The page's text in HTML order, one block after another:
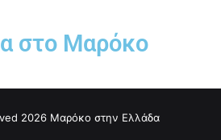
στο Μαρόκο
2026 Μαρόκο στην Ελλάδα